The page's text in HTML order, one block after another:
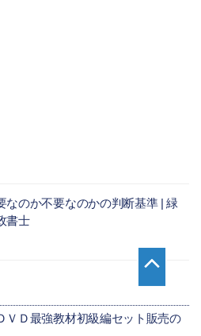
なのか不要なのかの判断基準 | 緑
書士
ＶＤ最強教材初級編セット販売の